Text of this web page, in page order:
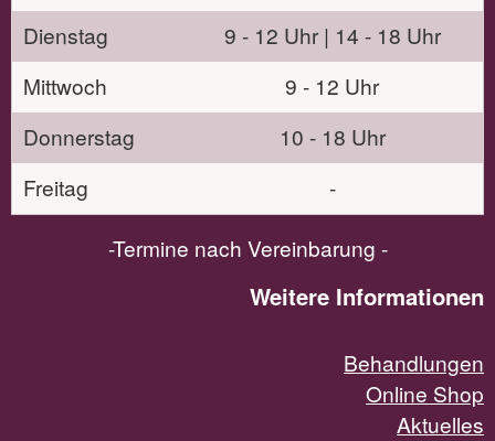
Dienstag
9 - 12 Uhr | 14 - 18 Uhr
Mittwoch
9 - 12 Uhr
Donnerstag
10 - 18 Uhr
Freitag
-
-Termine nach Vereinbarung -
Weitere Informationen
Behandlungen
Online Shop
Aktuelles